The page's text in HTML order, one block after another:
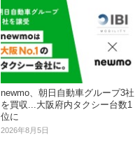
newmo、朝日自動車グループ3社
を買収...大阪府内タクシー台数1
位に
2026年8月5日